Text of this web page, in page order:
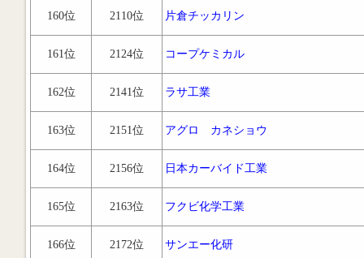
160位 2110位 片倉チッカリン
161位 2124位 コープケミカル
162位 2141位 ラサ工業
163位 2151位 アグロ カネショウ
164位 2156位 日本カーバイド工業
165位 2163位 フクビ化学工業
166位 2172位 サンエー化研